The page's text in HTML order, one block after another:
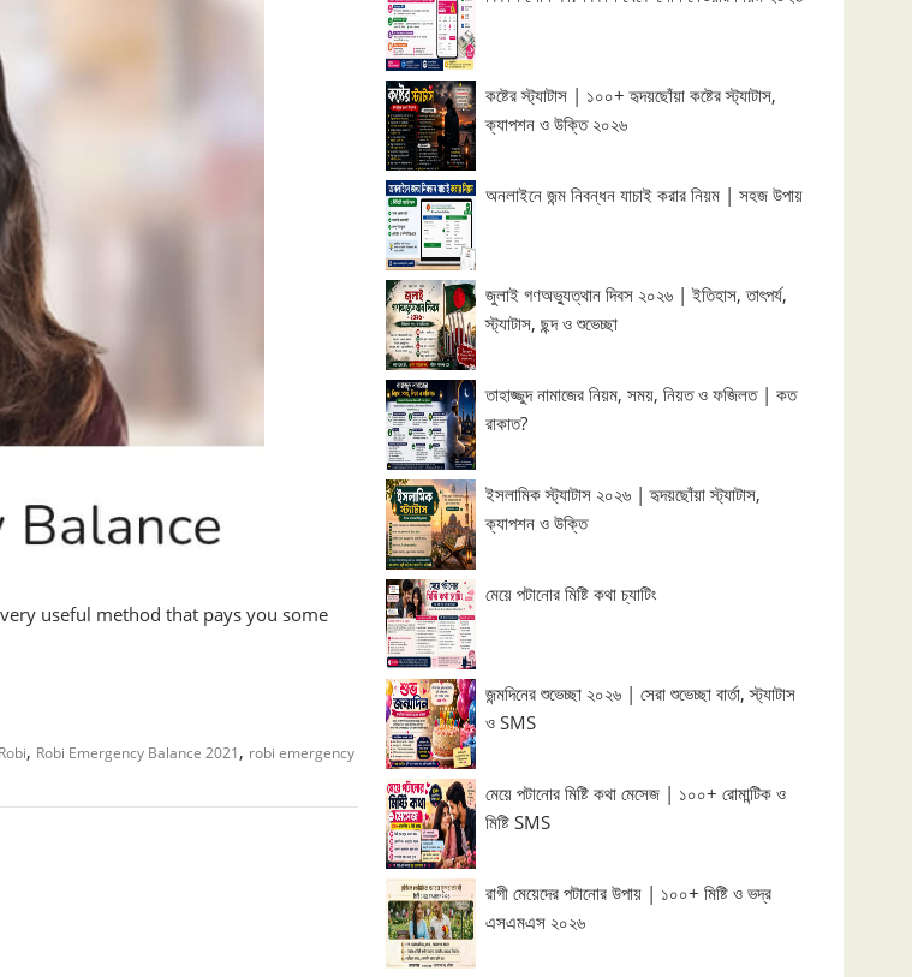
useful method that pays you some
Robi, Robi Emergency Balance 2021, robi emergency
কষ্টের স্ট্যাটাস | ১০০+ হৃদয়ছোঁয়া কষ্টের স্ট্যাটাস,
ক্যাপশন ও উক্তি ২০২৬
অনলাইনে জন্ম নিবন্ধন যাচাই করার নিয়ম | সহজ উপায়
জুলাই গণঅভ্যুত্থান দিবস ২০২৬ | ইতিহাস, তাৎপর্য,
স্ট্যাটাস, ছন্দ ও শুভেচ্ছা
তাহাজ্জুদ নামাজের নিয়ম, সময়, নিয়ত ও ফজিলত | কত
রাকাত?
ইসলামিক স্ট্যাটাস ২০২৬ | হৃদয়ছোঁয়া স্ট্যাটাস,
ক্যাপশন ও উক্তি
মেয়ে পটানোর মিষ্টি কথা চ্যাটিং
জন্মদিনের শুভেচ্ছা ২০২৬ | সেরা শুভেচ্ছা বার্তা, স্ট্যাটাস
ও SMS
মেয়ে পটানোর মিষ্টি কথা মেসেজ | ১০০+ রোমান্টিক ও
মিষ্টি SMS
রাগী মেয়েদের পটানোর উপায় | ১০০+ মিষ্টি ও ভদ্র
এসএমএস ২০২৬